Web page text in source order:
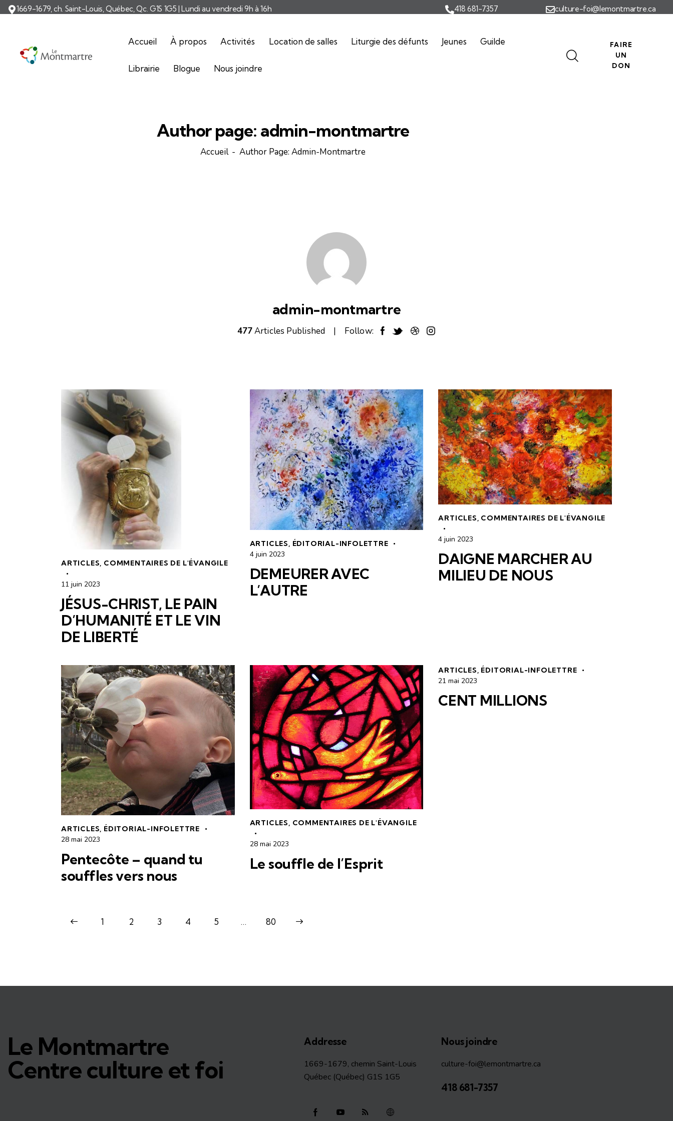
1669-1679, ch. Saint-Louis, Québec, Qc. G1S 1G5 | Lundi au vendredi 9h à 16h 418 681-7357 culture-foi@lemontmartre.ca
Accueil À propos Activités Location de salles Liturgie des défunts Jeunes Guilde
Librairie Blogue Nous joindre
FAIRE
UN
DON
Author page: admin-montmartre
Accueil Author Page: Admin-Montmartre
admin-montmartre
477Articles Published Follow:
ARTICLES, COMMENTAIRES DE L'ÉVANGILE
11 juin 2023
JÉSUS-CHRIST, LE PAIN
D’HUMANITÉ ET LE VIN
DE LIBERTÉ
ARTICLES, ÉDITORIAL-INFOLETTRE
4 juin 2023
DEMEURER AVEC
L’AUTRE
ARTICLES, COMMENTAIRES DE L'ÉVANGILE
4 juin 2023
DAIGNE MARCHER AU
MILIEU DE NOUS
ARTICLES, ÉDITORIAL-INFOLETTRE
28 mai 2023
Pentecôte – quand tu
souffles vers nous
ARTICLES, COMMENTAIRES DE L'ÉVANGILE
28 mai 2023
Le souffle de l’Esprit
ARTICLES, ÉDITORIAL-INFOLETTRE
21 mai 2023
CENT MILLIONS
1 2 3 4 5 … 80
Le Montmartre
Centre culture et foi
Addresse
1669-1679, chemin Saint-Louis
Québec (Québec) G1S 1G5
Nous joindre
culture-foi@lemontmartre.ca
418 681-7357